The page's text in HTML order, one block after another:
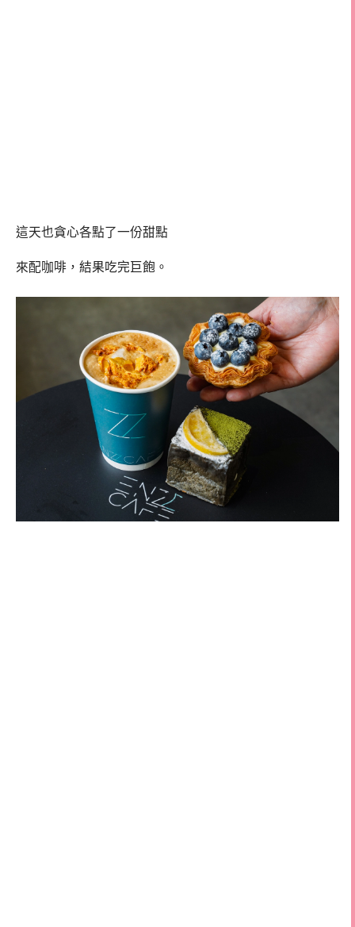
這天也貪心各點了一份甜點
來配咖啡，結果吃完巨飽。